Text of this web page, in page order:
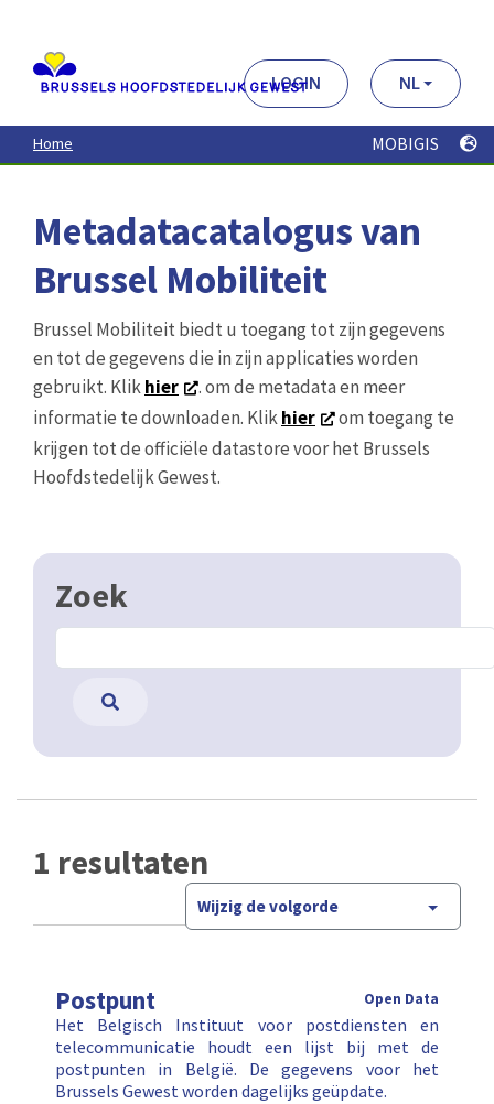
contenu
principal
LOGIN NL
Home MOBIGIS
Metadatacatalogus van
Brussel Mobiliteit
Brussel Mobiliteit biedt u toegang tot zijn gegevens
en tot de gegevens die in zijn applicaties worden
gebruikt. Klikhier
. om de metadata en meer
informatie te downloaden. Klikhier
om toegang te
krijgen tot de officiële datastore voor het Brussels
Hoofdstedelijk Gewest.
Zoek
1 resultaten
Wijzig de volgorde
Postpunt Open Data
Het Belgisch Instituut voor postdiensten en
telecommunicatie houdt een lijst bij met de
postpunten in België. De gegevens voor het
Brussels Gewest worden dagelijks geüpdate.